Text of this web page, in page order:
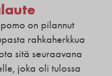
on pilannut
rahkaherkkua
sitä seuraavana
joka oli tulossa